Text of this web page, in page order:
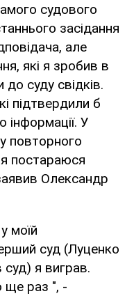
судового
засідання
але
які я зробив в
суду свідків.
підтвердили б
інформації. У
повторного
постараюся
Олександр
моїй
суд (Луценко
я виграв.
ще раз ", -